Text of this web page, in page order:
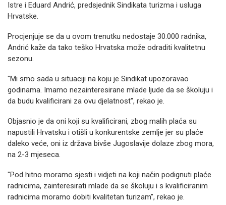
Istre i Eduard Andrić, predsjednik Sindikata turizma i usluga
Hrvatske.
Procjenjuje se da u ovom trenutku nedostaje 30.000 radnika,
Andrić kaže da tako teško Hrvatska može odraditi kvalitetnu
sezonu.
"Mi smo sada u situaciji na koju je Sindikat upozoravao
godinama. Imamo nezainteresirane mlade ljude da se školuju i
da budu kvalificirani za ovu djelatnost", rekao je.
Objasnio je da oni koji su kvalificirani, zbog malih plaća su
napustili Hrvatsku i otišli u konkurentske zemlje jer su plaće
daleko veće, oni iz država bivše Jugoslavije dolaze zbog mora,
na 2-3 mjeseca.
"Pod hitno moramo sjesti i vidjeti na koji način podignuti plaće
radnicima, zainteresirati mlade da se školuju i s kvalificiranim
radnicima moramo dobiti kvalitetan turizam", rekao je.